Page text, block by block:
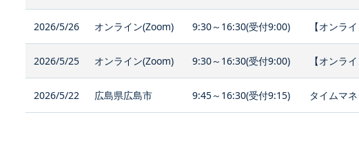
2026/5/26 オンライン(Zoom) 9:30～16:30(受付9:00) 【オンラ
2026/5/25 オンライン(Zoom) 9:30～16:30(受付9:00) 【オンラ
2026/5/22 広島県広島市 9:45～16:30(受付9:15) タイムマ